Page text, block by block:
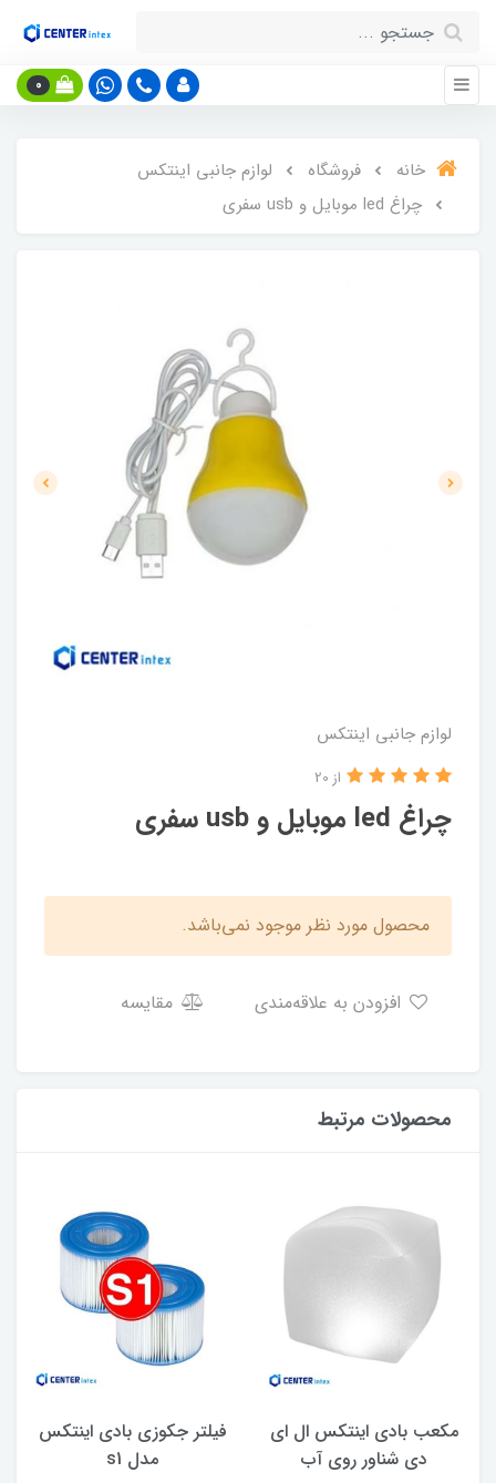
0
خانه فروشگاه
لوازم جانبی اینتکس
چراغ led موبایل و usb سفری
لوازم جانبی اینتکس
چراغ led موبایل و usb سفری
از 20
محصول مورد نظر موجود نمی‌باشد.
مقایسه
محصولات مرتبط
مکعب بادی اینتکس ال ای
دی شناور روی آب
فیلتر جکوزی بادی اینتکس
مدل s1